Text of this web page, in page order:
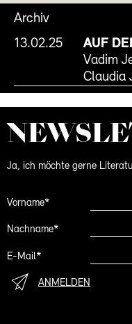
Archiv
13.02.25
AUF
Vadim
Claudia
Ja, ich möchte gerne
Vorname*
Nachname*
E-Mail*
ANMELDEN